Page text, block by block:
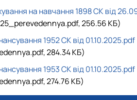
на навчання 1898 СК від
256.56 КБ)
1952 СК від 01.10.2025.pdf
284.34 КБ)
1953 СК від 01.10.2025.pdf
274.76 КБ)